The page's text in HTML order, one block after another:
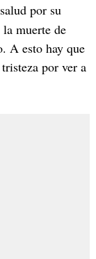
por su
muerte de
A esto hay que
por ver a